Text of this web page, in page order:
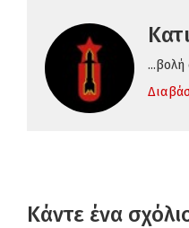
...βολή
Κάντε ένα